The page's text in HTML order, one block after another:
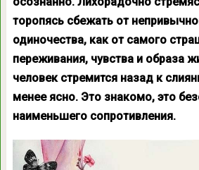
торопясь сбежать от
одиночества, как от самого
переживания, чувства и образа
человек стремится назад к
менее ясно. Это знакомо, это
наименьшего сопротивления.